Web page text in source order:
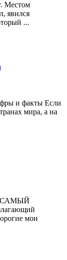
Местом
явился
...
и факты Если
мира, а на
САМЫЙ
мои